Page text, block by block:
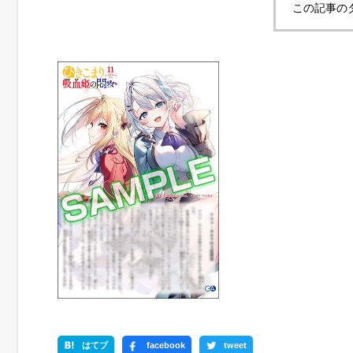
この記事の
はてブ facebook tweet